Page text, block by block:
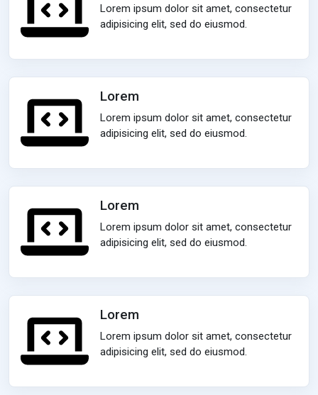
Lorem ipsum dolor sit amet, consectetur
adipisicing elit, sed do eiusmod.
Lorem
Lorem ipsum dolor sit amet, consectetur
adipisicing elit, sed do eiusmod.
Lorem
Lorem ipsum dolor sit amet, consectetur
adipisicing elit, sed do eiusmod.
Lorem
Lorem ipsum dolor sit amet, consectetur
adipisicing elit, sed do eiusmod.